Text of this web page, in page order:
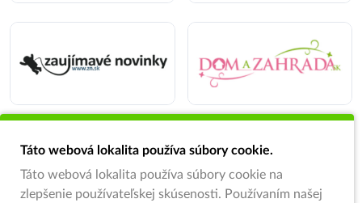
Táto webová lokalita používa súbory cookie.
Táto webová lokalita používa súbory cookie na
zlepšenie používateľskej skúsenosti. Používaním našej